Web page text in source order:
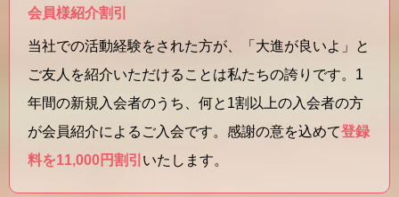
会員様紹介割引
当社での活動経験をされた方が、「大進が良いよ」と
ご友人を紹介いただけることは私たちの誇りです。1
年間の新規入会者のうち、何と1割以上の入会者の方
が会員紹介によるご入会です。感謝の意を込めて登録
料を11,000円割引 いたします。